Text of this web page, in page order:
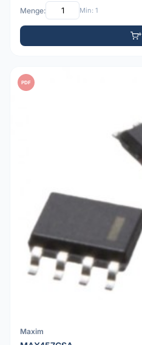
Menge: Min: 1
PDF
Maxim